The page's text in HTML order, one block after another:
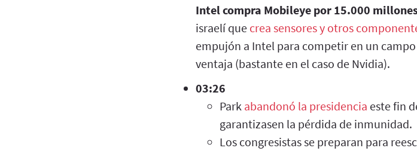
Intel compra Mobileye por 15.000
israelí que crea sensores y otros
empujón a Intel para competir en un
ventaja (bastante en el caso de Nvidia).
03:26
Park abandonó la presidencia este fin
garantizasen la pérdida de inmunidad.
Los congresistas se preparan para